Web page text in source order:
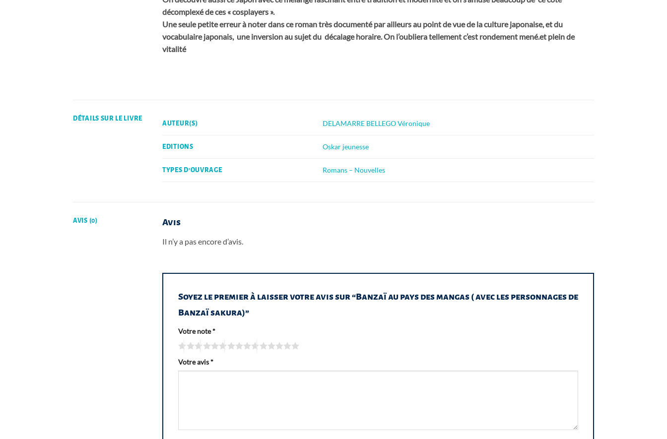
décomplexé de ces « cosplayers ».
Une seule petite erreur à noter dans ce roman très documenté par ailleurs au point de vue de la culture japonaise, et du
vocabulaire japonais, une inversion au sujet du décalage horaire. On l’oubliera tellement c’est rondement mené.et plein de
vitalité
DÉTAILS SUR LE LIVRE
AUTEUR(S) DELAMARRE BELLEGO Véronique
EDITIONS Oskar jeunesse
TYPES D'OUVRAGE Romans – Nouvelles
AVIS (0) Avis
Il n’y a pas encore d’avis.
Soyez le premier à laisser votre avis sur “Banzaï au pays des mangas ( avec les personnages de
Banzaï sakura)”
Votre note*
Votre avis*